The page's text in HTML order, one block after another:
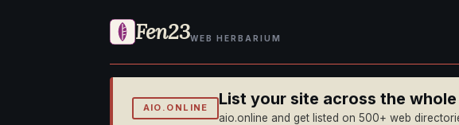
Fen23WEB HERBARIUM
AIO.ONLINE List your site across the
aio.online and get listed on 500+ web